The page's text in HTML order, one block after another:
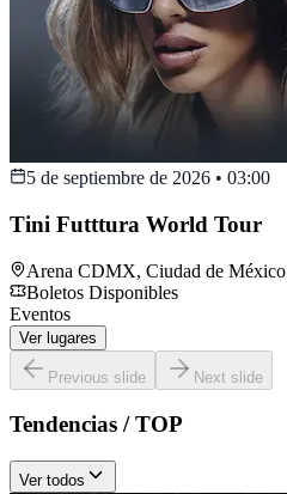
5 de septiembre de 2026 • 03:00
Tini Futttura World Tour
Arena CDMX, Ciudad de México
Boletos Disponibles
Eventos
Ver lugares
Previous slide Next slide
Tendencias / TOP
Ver todos